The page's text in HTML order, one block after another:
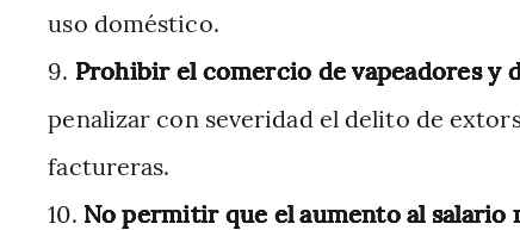
uso doméstico.
Prohibir el comercio de vapeadores y
penalizar con severidad el delito de
factureras.
No permitir que el aumento al salario